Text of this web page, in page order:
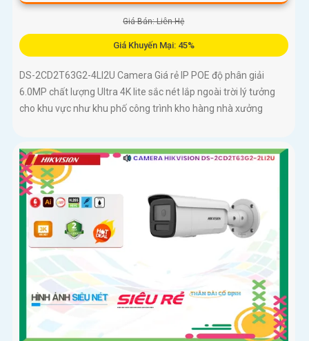
Giá Bán: Liên Hệ
Giá Khuyến Mại: 45%
DS-2CD2T63G2-4LI2U Camera Giá rẻ IP POE độ phân giải
6.0MP chất lượng Ultra 4K lite sắc nét lắp ngoài trời lý tưởng
cho khu vực như khu phố công trình kho hàng nhà xưởng